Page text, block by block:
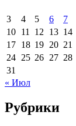
3
4 5 6 7
10 11 12 13 14
17 18 19 20 21
24 25 26 27 28
31
« Июл
Рубрики